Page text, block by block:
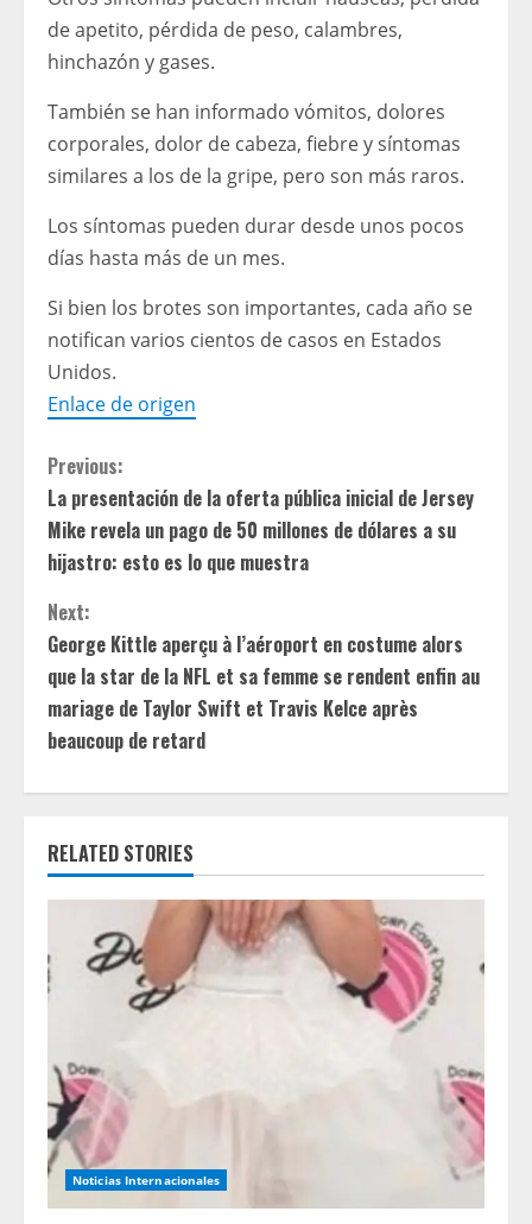
de apetito, pérdida de peso, calambres,
hinchazón y gases.
También se han informado vómitos, dolores
corporales, dolor de cabeza, fiebre y síntomas
similares a los de la gripe, pero son más raros.
Los síntomas pueden durar desde unos pocos
días hasta más de un mes.
Si bien los brotes son importantes, cada año se
notifican varios cientos de casos en Estados
Unidos.
Enlace de origen
C
o
n
t
i
n
R
a
i
n
g
Previous:
La presentación de la oferta pública inicial de Jersey
Mike revela un pago de 50 millones de dólares a su
hijastro: esto es lo que muestra
Next:
George Kittle aperçu à l’aéroport en costume alors
que la star de la NFL et sa femme se rendent enfin au
mariage de Taylor Swift et Travis Kelce après
beaucoup de retard
RELATED STORIES
Noticias Internacionales